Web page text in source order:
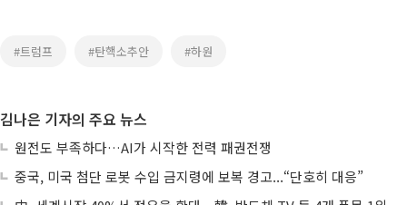
#트럼프 #탄핵소추안 #하원
김나은 기자의 주요 뉴스
원전도 부족하다…AI가 시작한 전력 패권전쟁
중국, 미국 첨단 로봇 수입 금지령에 보복 경고...“단호히 대응”